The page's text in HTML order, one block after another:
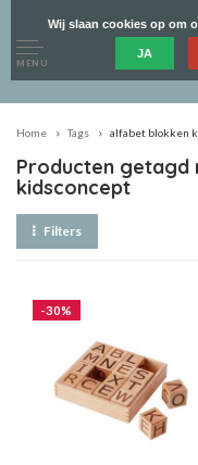
MENU
Home Tags alfabet blokken
Producten
kidsconcept
Filters
-30%
Wij slaan cookies op om
JA